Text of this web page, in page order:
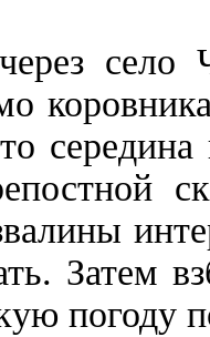
село
Затем
погоду